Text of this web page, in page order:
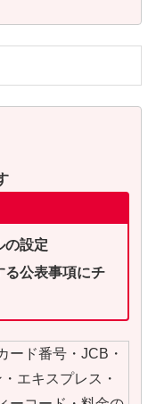
の設定
る公表事項にチ